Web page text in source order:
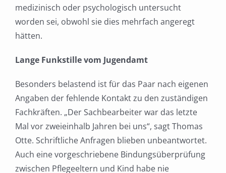
medizinisch oder psychologisch untersucht
worden sei, obwohl sie dies mehrfach angeregt
hätten.
Lange Funkstille vom Jugendamt
Besonders belastend ist für das Paar nach eigenen
Angaben der fehlende Kontakt zu den zuständigen
Fachkräften. „Der Sachbearbeiter war das letzte
Mal vor zweieinhalb Jahren bei uns“, sagt Thomas
Otte. Schriftliche Anfragen blieben unbeantwortet.
Auch eine vorgeschriebene Bindungsüberprüfung
zwischen Pflegeeltern und Kind habe nie